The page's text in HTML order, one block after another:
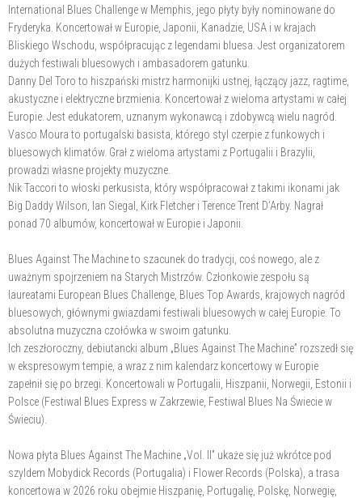
International Blues Challenge w Memphis, jego płyty były nominowane do
Fryderyka. Koncertował w Europie, Japonii, Kanadzie, USA i w krajach
Bliskiego Wschodu, współpracując z legendami bluesa. Jest organizatorem
dużych festiwali bluesowych i ambasadorem gatunku.
Danny Del Toro to hiszpański mistrz harmonijki ustnej, łączący jazz, ragtime,
akustyczne i elektryczne brzmienia. Koncertował z wieloma artystami w całej
Europie. Jest edukatorem, uznanym wykonawcą i zdobywcą wielu nagród.
Vasco Moura to portugalski basista, którego styl czerpie z funkowych i
bluesowych klimatów. Grał z wieloma artystami z Portugalii i Brazylii,
prowadzi własne projekty muzyczne.
Nik Taccori to włoski perkusista, który współpracował z takimi ikonami jak
Big Daddy Wilson, Ian Siegal, Kirk Fletcher i Terence Trent D’Arby. Nagrał
ponad 70 albumów, koncertował w Europie i Japonii.
Blues Against The Machine to szacunek do tradycji, coś nowego, ale z
uważnym spojrzeniem na Starych Mistrzów. Członkowie zespołu są
laureatami European Blues Challenge, Blues Top Awards, krajowych nagród
bluesowych, głównymi gwiazdami festiwali bluesowych w całej Europie. To
absolutna muzyczna czołówka w swoim gatunku.
Ich zeszłoroczny, debiutancki album „Blues Against The Machine” rozszedł się
w ekspresowym tempie, a wraz z nim kalendarz koncertowy w Europie
zapełnił się po brzegi. Koncertowali w Portugalii, Hiszpanii, Norwegii, Estonii i
Polsce (Festiwal Blues Express w Zakrzewie, Festiwal Blues Na Świecie w
Świeciu).
Nowa płyta Blues Against The Machine „Vol. II” ukaże się już wkrótce pod
szyldem Mobydick Records (Portugalia) i Flower Records (Polska), a trasa
koncertowa w 2026 roku obejmie Hiszpanię, Portugalię, Polskę, Norwegię,